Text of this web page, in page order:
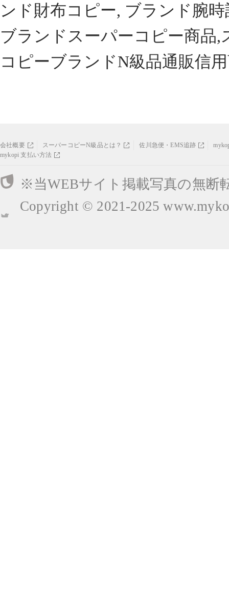
ンド財布コピー, ブランド腕
ブランドスーパーコピー商品
コピーブランドN級品通販信
会社概要 スーパーコピーN級品とは？ 佐川急便・EMS追跡
mykopi 支払い方法
※当WEBサイト掲載写真の無断
Copyright © 2021-2025